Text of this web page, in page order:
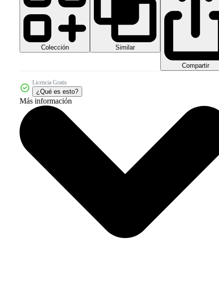
Colección Similar
Compartir
Licencia Gratis
¿Qué es esto?
Más información